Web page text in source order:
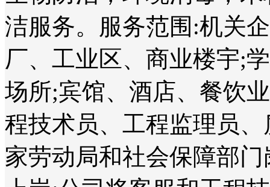
洁服务。服务范围:机关
厂、工业区、商业楼宇;
场所;宾馆、酒店、餐饮
程技术员、工程监理员
家劳动局和社会保障部